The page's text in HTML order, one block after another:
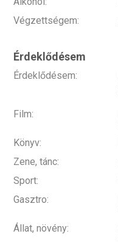
Végzettségem:
Érdeklődésem
Érdeklődésem:
Film:
Könyv:
Zene, tánc:
Sport:
Gasztro:
Állat, növény: